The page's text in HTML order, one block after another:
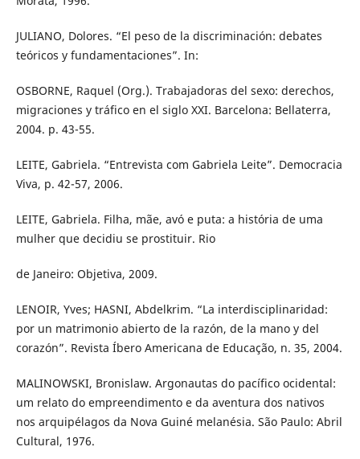
JULIANO, Dolores. “El peso de la discriminación: debates
teóricos y fundamentaciones”. In:
OSBORNE, Raquel (Org.). Trabajadoras del sexo: derechos,
migraciones y tráfico en el siglo XXI. Barcelona: Bellaterra,
2004. p. 43-55.
LEITE, Gabriela. “Entrevista com Gabriela Leite”. Democracia
Viva, p. 42-57, 2006.
LEITE, Gabriela. Filha, mãe, avó e puta: a história de uma
mulher que decidiu se prostituir. Rio
de Janeiro: Objetiva, 2009.
LENOIR, Yves; HASNI, Abdelkrim. “La interdisciplinaridad:
por un matrimonio abierto de la razón, de la mano y del
corazón”. Revista Íbero Americana de Educação, n. 35, 2004.
MALINOWSKI, Bronislaw. Argonautas do pacífico ocidental:
um relato do empreendimento e da aventura dos nativos
nos arquipélagos da Nova Guiné melanésia. São Paulo: Abril
Cultural, 1976.